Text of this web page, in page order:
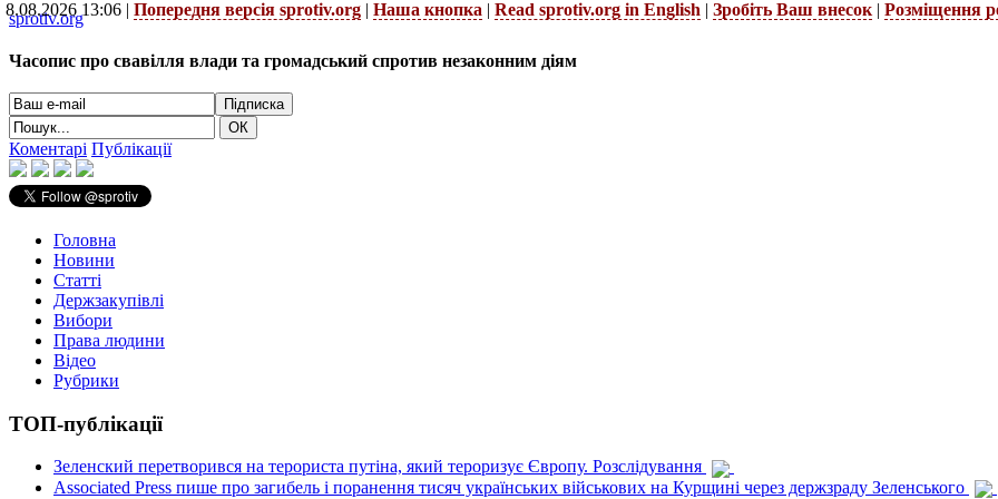
8.08.2026 13:06 | Попередня версія sprotiv.org | Наша кнопка | Read sprotiv.org in English | Зробіть Ваш внесок | Розміщення
sprotiv.org
Часопис про свавілля влади та громадський спротив незаконним діям
Коментарі Публікації
Головна
Новини
Статті
Держзакупівлі
Вибори
Права людини
Відео
Рубрики
ТОП-публікації
Зеленский перетворився на терориста путіна, який тероризує Європу. Розслідування
Associated Press пише про загибель і поранення тисяч українських військових на Курщині через держзраду Зеленського